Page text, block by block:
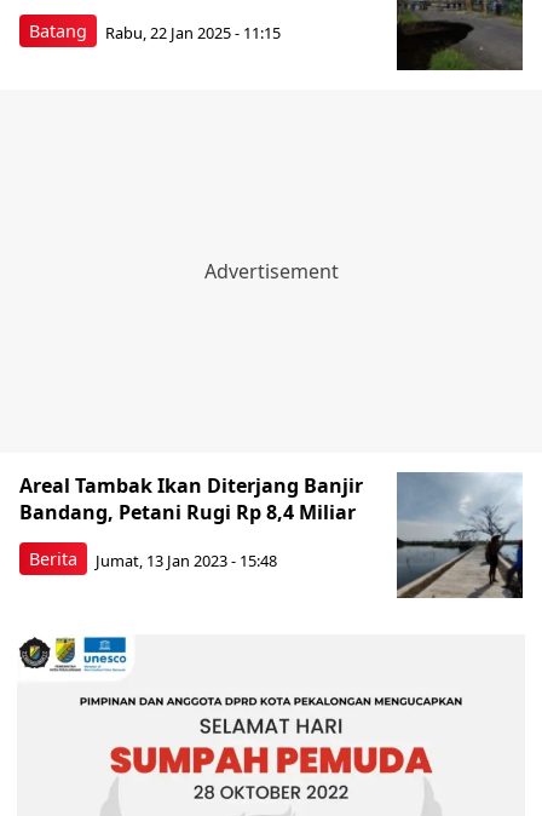
Batang Rabu, 22 Jan 2025 - 11:15
Berita
Areal Tambak Ikan Diterjang Banjir
Bandang, Petani Rugi Rp 8,4 Miliar
Jumat, 13 Jan 2023 - 15:48